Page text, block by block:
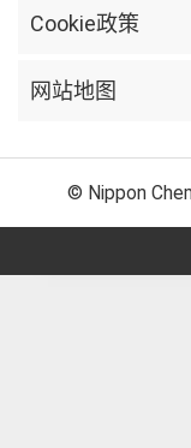
Cookie政策
网站地图
© Nippon